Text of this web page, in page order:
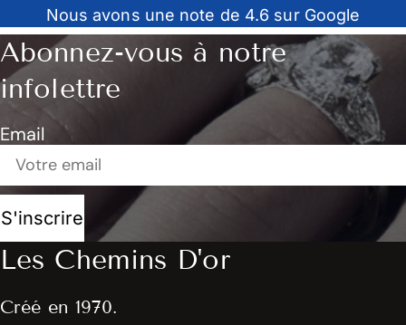
Nous avons une note de 4.6 sur Google
Abonnez-vous à notre
infolettre
Email
S'inscrire
Les Chemins D'or
Créé en 1970.